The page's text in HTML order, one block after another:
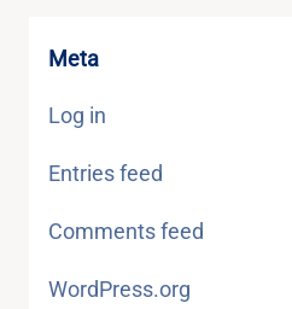
Meta
Log in
Entries feed
Comments feed
WordPress.org